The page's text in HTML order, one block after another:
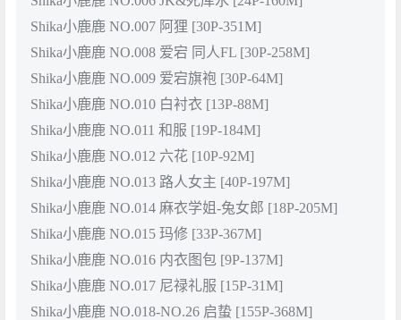
Shika小鹿鹿 NO.007 阿狸 [30P-351M]
Shika小鹿鹿 NO.008 爱宕 同人FL [30P-258M]
Shika小鹿鹿 NO.009 爱宕旗袍 [30P-64M]
Shika小鹿鹿 NO.010 白衬衣 [13P-88M]
Shika小鹿鹿 NO.011 和服 [19P-184M]
Shika小鹿鹿 NO.012 六花 [10P-92M]
Shika小鹿鹿 NO.013 路人女主 [40P-197M]
Shika小鹿鹿 NO.014 麻衣学姐-兔女郎 [18P-205M]
Shika小鹿鹿 NO.015 玛修 [33P-367M]
Shika小鹿鹿 NO.016 内衣图包 [9P-137M]
Shika小鹿鹿 NO.017 尼禄礼服 [15P-31M]
Shika小鹿鹿 NO.018-NO.26 启蛰 [155P-368M]